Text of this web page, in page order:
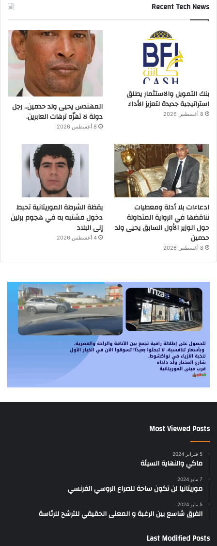
Recent Tech News
بنك التمويل والاستثمار يطلق
استراتيجية جديدة لتعزيز الأداء
8 أغسطس 2026
المهندس يحيى ولد حدمين.. رجل
دولة لا تهزّه ترهات العابرين.
8 أغسطس 2026
ادعاءات بلا أدلة ومعطيات
تناقضها في الرواية المتداولة
حول الوزير الأول السابق يحيى ولد
حدمين
8 أغسطس 2026
يقظة الشرطة الموريتانية تحبط
دخول مشتبه به في هجوم برلين
إلى البلاد
4 أغسطس 2026
Most Viewed Posts
5 فبراير 2024
ماكي والنهاية السيئة
7 مايو 2024
موريتانيا لن تكون ساحة للصراع الروسي الفرنسي
5 مايو 2024
الفرق شاسع بين الرغبة و المعنى الحقيقي للترشح للرئاسة
Last Modified Posts